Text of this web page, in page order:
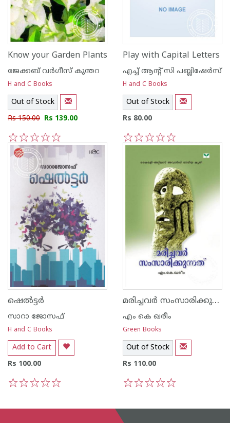
Know your Garden Plants
ജേക്കബ്‌ വര്‍ഗീസ്‌ കുന്തറ
H and C Books
Out of Stock
Rs 150.00 Rs 139.00
5
4
3
2
1
Play with Capital Letters
എച്ച് ആന്റ്‌ സി പബ്ലിഷേര്‍സ്
H and C Books
Out of Stock
Rs 80.00
5
4
3
2
1
ഷെല്‍ട്ടര്‍
സാറാ ജോസഫ്
H and C Books
Add to Cart
Rs 100.00
മരിച്ചവര്‍ സംസാരിക്കുന്നത്
എം കെ ഖരീം
Green Books
Out of Stock
Rs 110.00